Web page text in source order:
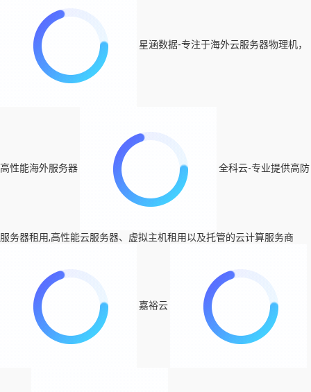
星涵数据-专注于海外云服务器物理机，
高性能海外服务器 全科云-专业提供高防
服务器租用,高性能云服务器、虚拟主机租用以及托管的云计算服务商
嘉裕云